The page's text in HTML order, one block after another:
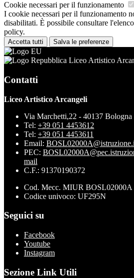
Cookie necessari per il funzionamento
I cookie necessari per il funzionamento
disabilitati. È possibile consultare
policy.
Accetta tutti Salva le preferenze
Liceo Artistico
Contatti
Liceo Artistico Arcangeli
Via Marchetti,22 - 40137
Tel: +39 051 4453612
Tel: +39 051 4453611
Email:
PEC:
mail
C.F.: 91370190372
Cod. Mecc. MIUR BOSL02000A
Codice univoco: UF295N
Seguici su
Facebook
Youtube
Instagram
Sezione Link Utili